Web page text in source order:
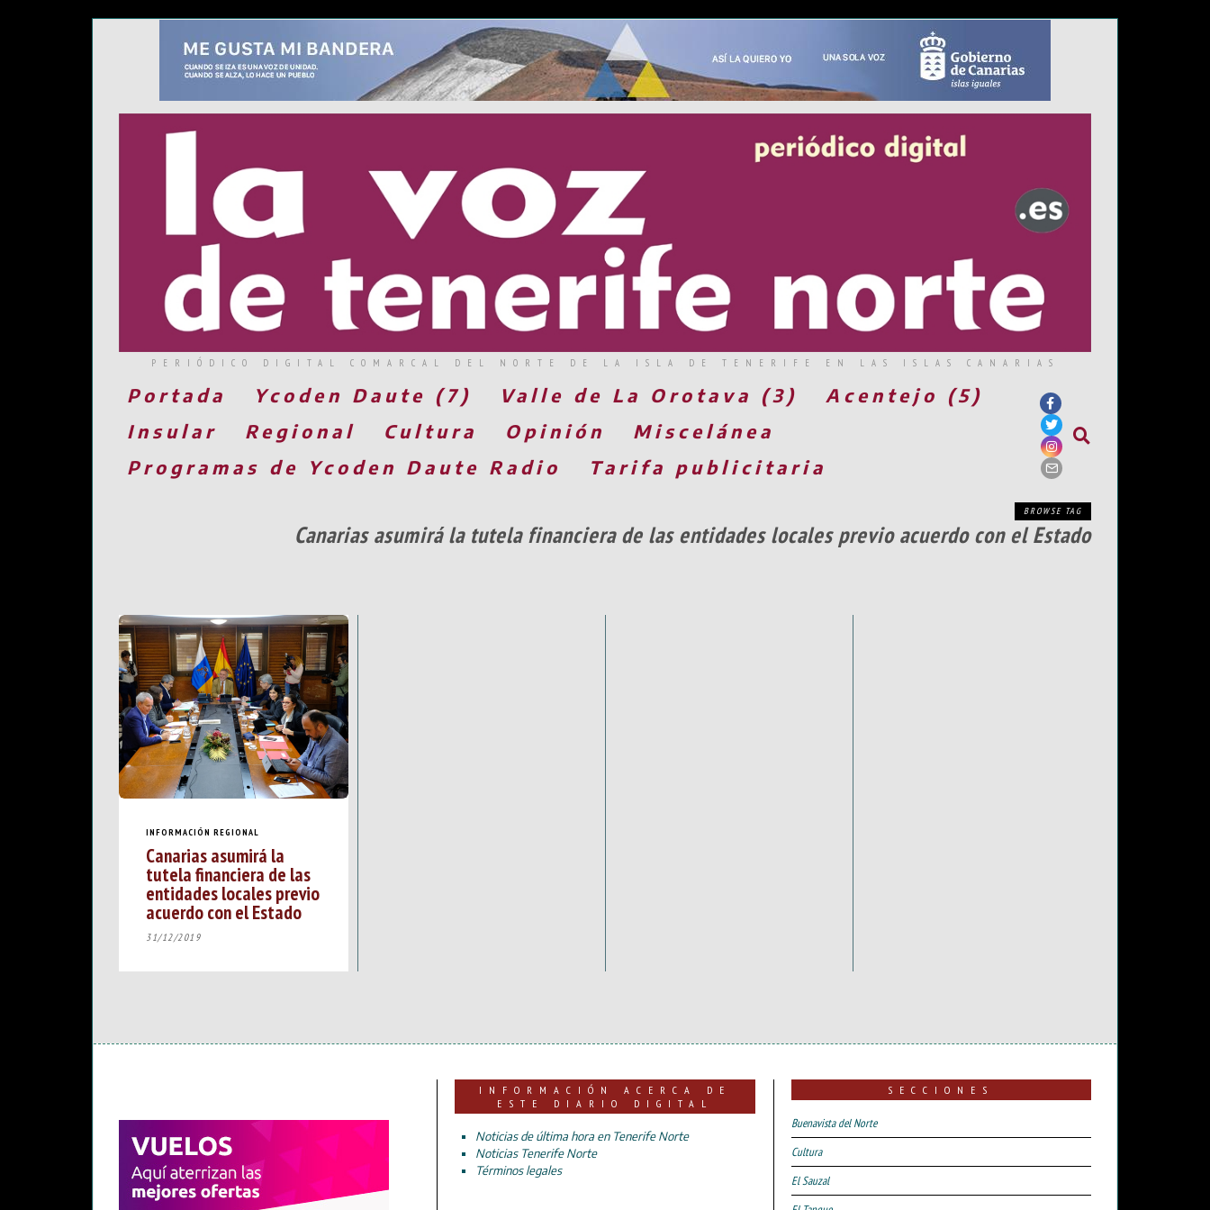
PERIÓDICO DIGITAL COMARCAL DEL NORTE DE LA ISLA DE TENERIFE EN LAS ISLAS CANARIAS
Portada Ycoden Daute (7) Valle de La Orotava (3)
Acentejo (5)
Insular
Regional Cultura Opinión
Miscelánea
Programas de Ycoden Daute Radio
Tarifa publicitaria
BROWSE TAG
Canarias asumirá la tutela financiera de las entidades locales previo acuerdo con el Estado
INFORMACIÓN REGIONAL
Canarias asumirá la
tutela financiera de las
entidades locales previo
acuerdo con el Estado
31/12/2019
INFORMACIÓN ACERCA DE
ESTE DIARIO DIGITAL
Noticias de última hora en Tenerife Norte
Noticias Tenerife Norte
Términos legales
SECCIONES
Buenavista del Norte
Cultura
El Sauzal